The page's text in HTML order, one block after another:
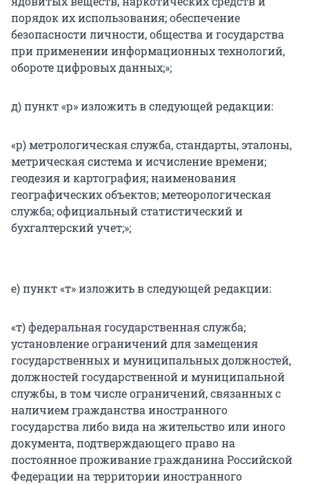
порядок их использования; обеспечение
безопасности личности, общества и государства
при применении информационных технологий,
обороте цифровых данных;»;
д) пункт «р» изложить в следующей редакции:
«р) метрологическая служба, стандарты, эталоны,
метрическая система и исчисление времени;
геодезия и картография; наименования
географических объектов; метеорологическая
служба; официальный статистический и
бухгалтерский учет;»;
е) пункт «т» изложить в следующей редакции:
«т) федеральная государственная служба;
установление ограничений для замещения
государственных и муниципальных должностей,
должностей государственной и муниципальной
службы, в том числе ограничений, связанных с
наличием гражданства иностранного
государства либо вида на жительство или иного
документа, подтверждающего право на
постоянное проживание гражданина Российской
Федерации на территории иностранного